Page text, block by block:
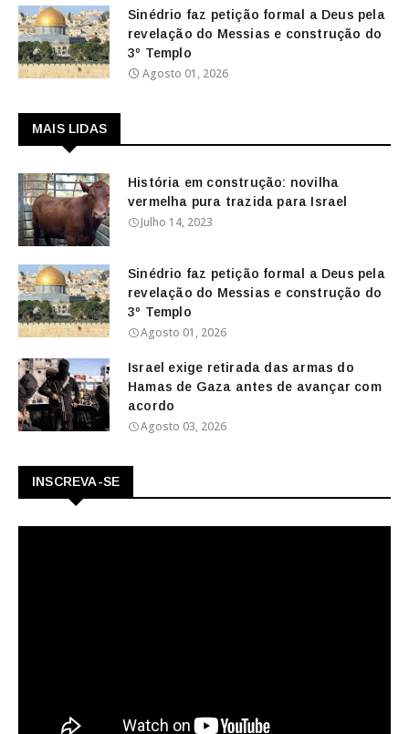
Sinédrio faz petição formal a Deus pela
revelação do Messias e construção do
3º Templo
Agosto 01, 2026
MAIS LIDAS
História em construção: novilha
vermelha pura trazida para Israel
Julho 14, 2023
Sinédrio faz petição formal a Deus pela
revelação do Messias e construção do
3º Templo
Agosto 01, 2026
Israel exige retirada das armas do
Hamas de Gaza antes de avançar com
acordo
Agosto 03, 2026
INSCREVA-SE